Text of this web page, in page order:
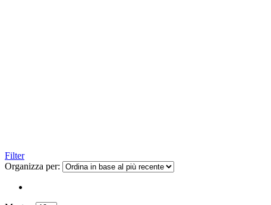
Filter
Organizza per: